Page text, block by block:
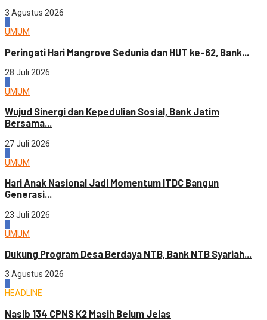
3 Agustus 2026
UMUM
Peringati Hari Mangrove Sedunia dan HUT ke-62, Bank...
28 Juli 2026
UMUM
Wujud Sinergi dan Kepedulian Sosial, Bank Jatim
Bersama...
27 Juli 2026
UMUM
Hari Anak Nasional Jadi Momentum ITDC Bangun
Generasi...
23 Juli 2026
UMUM
Dukung Program Desa Berdaya NTB, Bank NTB Syariah...
3 Agustus 2026
HEADLINE
Nasib 134 CPNS K2 Masih Belum Jelas